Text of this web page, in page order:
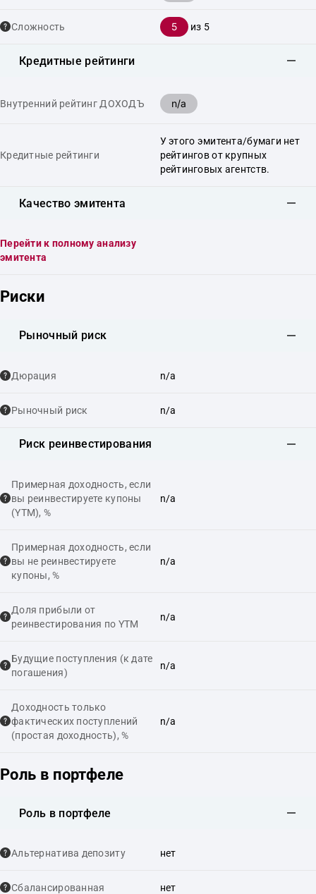
Сложность 5 из 5
Кредитные рейтинги
Внутренний рейтинг ДОХОДЪ n/a
Кредитные рейтинги
У этого эмитента/бумаги нет
рейтингов от крупных
рейтинговых агентств.
Качество эмитента
Перейти к полному анализу
эмитента
Риски
Рыночный риск
Дюрация n/a
Рыночный риск n/a
Риск реинвестирования
Примерная доходность, если
вы реинвестируете купоны
(YTM), %
n/a
Примерная доходность, если
вы не реинвестируете
купоны, %
n/a
Доля прибыли от
реинвестирования по YTM
n/a
Будущие поступления (к дате
погашения)
n/a
Доходность только
фактических поступлений
(простая доходность), %
n/a
Роль в портфеле
Роль в портфеле
Альтернатива депозиту нет
Сбалансированная нет